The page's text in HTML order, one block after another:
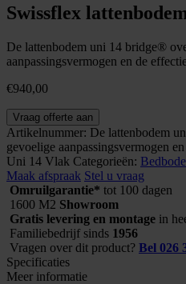
Swissflex
De lattenbodem uni 14 bridge®
aanpassingsvermogen en de
€940,00
Swissflex
lattenbodem
Uni
14
Vlak
aantal
Vraag offerte aan
Artikelnummer: De lattenbodem
gevoelige aanpassingsvermogen
Uni 14 Vlak Categorieën:
Maak afspraak Stel u vraag
Omruilgarantie* tot 100 dagen
1600 M2 Showroom
Gratis levering en montage in
Familiebedrijf sinds 1956
Vragen over dit product? Bel 026
Specificaties
Meer informatie